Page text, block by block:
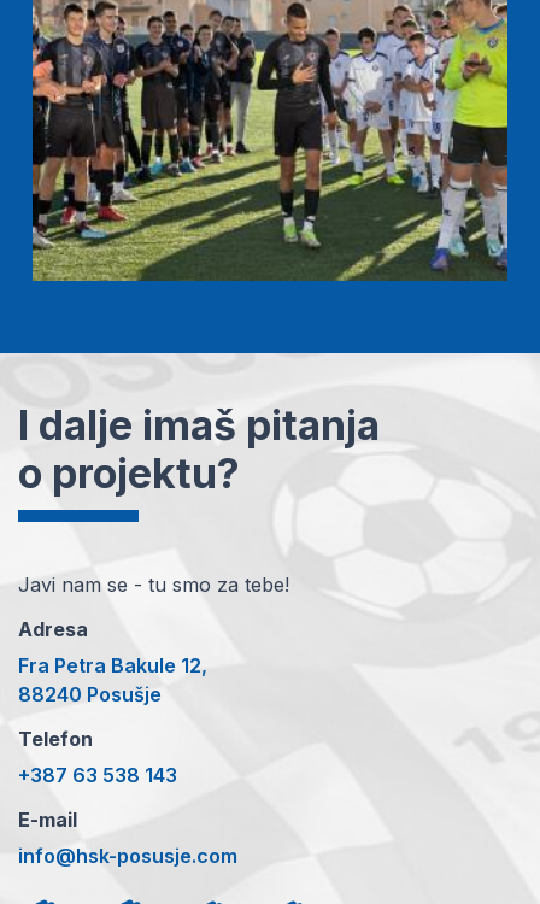
I dalje imaš pitanja
o projektu?
Javi nam se - tu smo za tebe!
Adresa
Fra Petra Bakule 12,
88240 Posušje
Telefon
+387 63 538 143
E-mail
info@hsk-posusje.com